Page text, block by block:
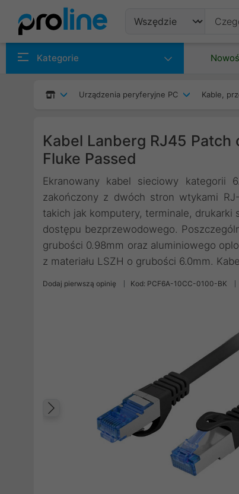
Kategorie
Urządzenia peryferyjne PC Kable,
Kabel Lanberg RJ45 Patch
Fluke Passed
Ekranowany kabel sieciowy kategorii
zakończony z dwóch stron wtykami
takich jak komputery, terminale,
dostępu bezprzewodowego.
grubości 0.98mm oraz aluminiowego
z materiału LSZH o grubości 6.0mm.
Dodaj pierwszą opinię Kod: PCF6A-10CC-0100-BK
Poprzedni